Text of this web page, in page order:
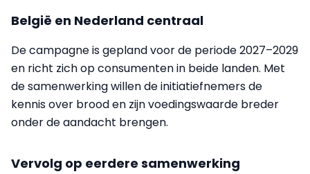
België en Nederland centraal
De campagne is gepland voor de periode 2027–2029
en richt zich op consumenten in beide landen. Met
de samenwerking willen de initiatiefnemers de
kennis over brood en zijn voedingswaarde breder
onder de aandacht brengen.
Vervolg op eerdere samenwerking